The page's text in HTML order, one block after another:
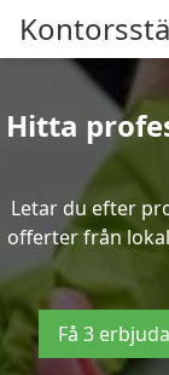
Hitta
Letar du efter
offerter från
Få 3